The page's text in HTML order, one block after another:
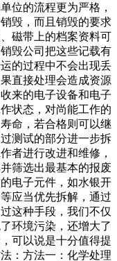
位的流程更为严格，
毁，而且销毁的要求
磁带上的档案资料可
毁公司把这些记载有
的过程中不会出现丢
直接处理会造成资源
来的电子设备和电子
状态，对尚能工作的
命，若合格则可以继
测试的部分进一步拆
者进行改进和维修，
筛选出最基本的报废
电子元件，如水银开
应当优先拆解，通过
这种手段，我们不仅
环境污染，还增大了
可以说是十分值得提
：方法一：化学处理